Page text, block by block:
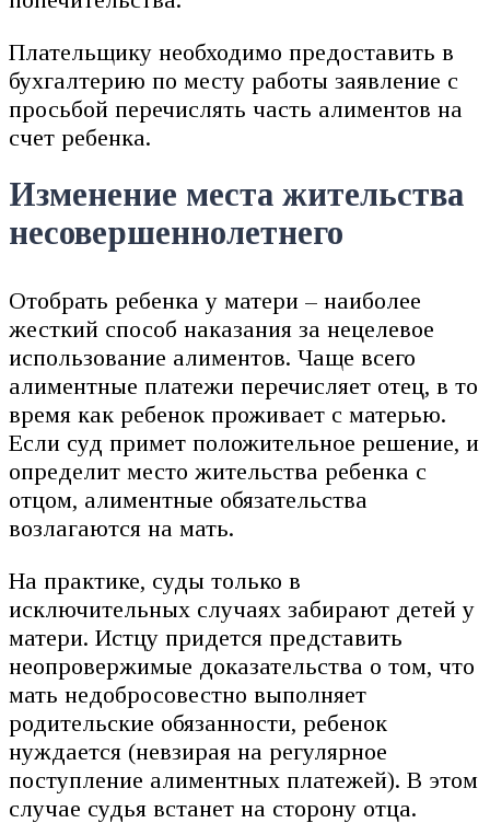
Плательщику необходимо предоставить в
бухгалтерию по месту работы заявление с
просьбой перечислять часть алиментов на
счет ребенка.
Изменение места жительства
несовершеннолетнего
Отобрать ребенка у матери – наиболее
жесткий способ наказания за нецелевое
использование алиментов. Чаще всего
алиментные платежи перечисляет отец, в то
время как ребенок проживает с матерью.
Если суд примет положительное решение, и
определит место жительства ребенка с
отцом, алиментные обязательства
возлагаются на мать.
На практике, суды только в
исключительных случаях забирают детей у
матери. Истцу придется представить
неопровержимые доказательства о том, что
мать недобросовестно выполняет
родительские обязанности, ребенок
нуждается (невзирая на регулярное
поступление алиментных платежей). В этом
случае судья встанет на сторону отца.